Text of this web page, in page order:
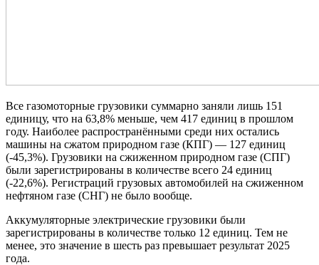
Все газомоторные грузовики суммарно заняли лишь 151
единицу, что на 63,8% меньше, чем 417 единиц в прошлом
году. Наиболее распространёнными среди них остались
машины на сжатом природном газе (КПГ) — 127 единиц
(-45,3%). Грузовики на сжиженном природном газе (СПГ)
были зарегистрированы в количестве всего 24 единиц
(-22,6%). Регистраций грузовых автомобилей на сжиженном
нефтяном газе (СНГ) не было вообще.
Аккумуляторные электрические грузовики были
зарегистрированы в количестве только 12 единиц. Тем не
менее, это значение в шесть раз превышает результат 2025
года.